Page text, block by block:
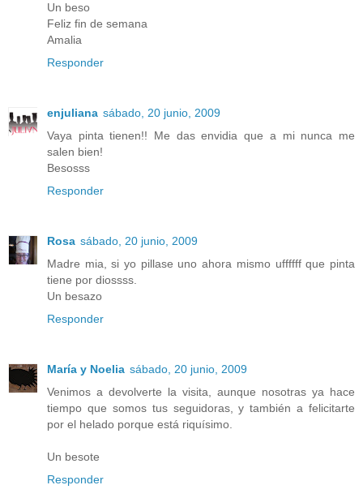
Un beso
Feliz fin de semana
Amalia
Responder
enjuliana sábado, 20 junio, 2009
Vaya pinta tienen!! Me das envidia que a mi nunca me
salen bien!
Besosss
Responder
Rosa sábado, 20 junio, 2009
Madre mia, si yo pillase uno ahora mismo uffffff que pinta
tiene por diossss.
Un besazo
Responder
María y Noelia sábado, 20 junio, 2009
Venimos a devolverte la visita, aunque nosotras ya hace
tiempo que somos tus seguidoras, y también a felicitarte
por el helado porque está riquísimo.
Un besote
Responder